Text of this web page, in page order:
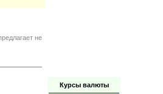
Курсы валюты
не